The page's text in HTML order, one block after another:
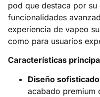
pod que destaca por su
funcionalidades
experiencia de vapeo
como para usuarios
Características
Diseño
acabado premium